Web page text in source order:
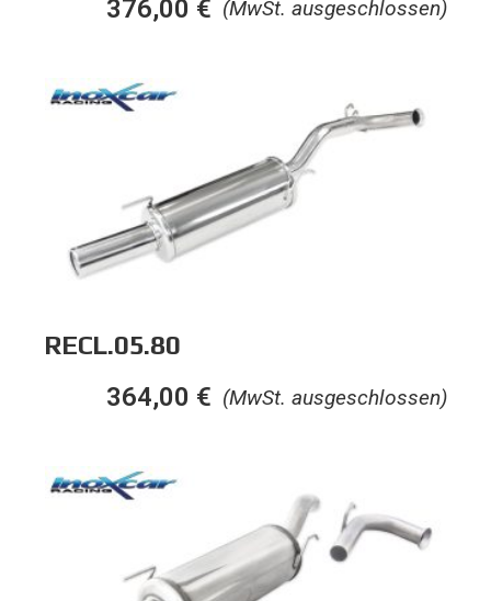
(MwSt. ausgeschlossen)
376,00 €
RECL.05.80
(MwSt. ausgeschlossen)
364,00 €